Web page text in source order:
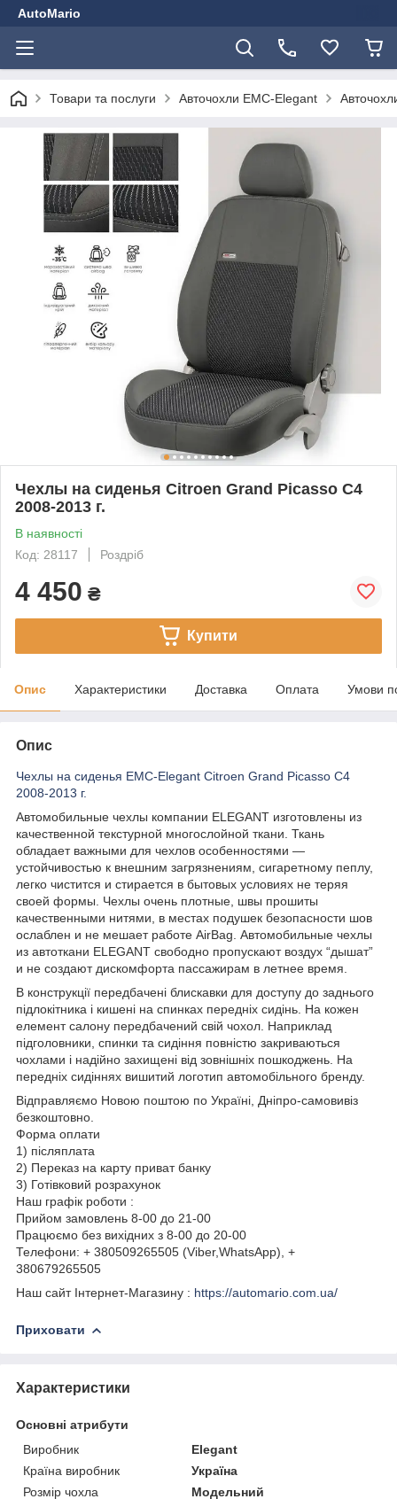
AutoMario
Товари та послуги Авточохли EMC-Elegant
Чехлы на сиденья Citroen Grand Picasso С4
2008-2013 г.
В наявності
Код: 28117
Роздріб
4 450 ₴
Купити
Опис Характеристики Доставка Оплата Умови
Опис
Чехлы на сиденья EMC-Elegant Citroen Grand Picasso С4
2008-2013 г.
Автомобильные чехлы компании ELEGANT изготовлены из
качественной текстурной многослойной ткани. Ткань
обладает важными для чехлов особенностями —
устойчивостью к внешним загрязнениям, сигаретному пеплу,
легко чистится и стирается в бытовых условиях не теряя
своей формы. Чехлы очень плотные, швы прошиты
качественными нитями, в местах подушек безопасности шов
ослаблен и не мешает работе AirBag. Автомобильные чехлы
из автоткани ELEGANT свободно пропускают воздух “дышат”
и не создают дискомфорта пассажирам в летнее время.
В конструкції передбачені блискавки для доступу до заднього
підлокітника і кишені на спинках передніх сидінь. На кожен
елемент салону передбачений свій чохол. Наприклад
підголовники, спинки та сидіння повністю закриваються
чохлами і надійно захищені від зовнішніх пошкоджень. На
передніх сидіннях вишитий логотип автомобільного бренду.
Відправляємо Новою поштою по Україні, Дніпро-самовивіз
безкоштовно.
Форма оплати
1) післяплата
2) Переказ на карту приват банку
3) Готівковий розрахунок
Наш графік роботи :
Прийом замовлень 8-00 до 21-00
Працюємо без вихідних з 8-00 до 20-00
Телефони: + 380509265505 (Viber,WhatsApp), +
380679265505
Наш сайт Інтернет-Магазину : https://automario.com.ua/
Приховати
Характеристики
Основні атрибути
Виробник
Elegant
Країна виробник
Україна
Розмір чохла
Модельний